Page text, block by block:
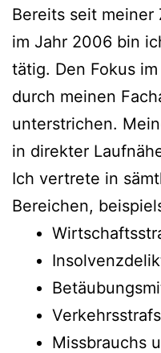
Bereits seit meiner
im Jahr 2006 bin
tätig. Den Fokus
durch meinen
unterstrichen.
in direkter
Ich vertrete in
Bereichen,
Missbrauchs